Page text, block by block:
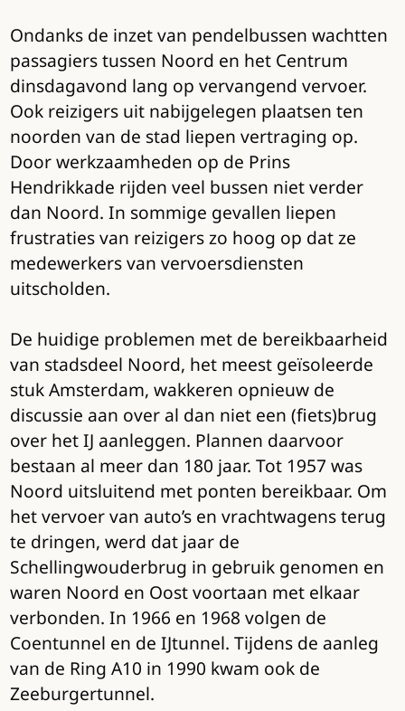
Ondanks de inzet van pendelbussen wachtten
passagiers tussen Noord en het Centrum
dinsdagavond lang op vervangend vervoer.
Ook reizigers uit nabijgelegen plaatsen ten
noorden van de stad liepen vertraging op.
Door werkzaamheden op de Prins
Hendrikkade rijden veel bussen niet verder
dan Noord. In sommige gevallen liepen
frustraties van reizigers zo hoog op dat ze
medewerkers van vervoersdiensten
uitscholden.
De huidige problemen met de bereikbaarheid
van stadsdeel Noord, het meest geïsoleerde
stuk Amsterdam, wakkeren opnieuw de
discussie aan over al dan niet een (fiets)brug
over het IJ aanleggen. Plannen daarvoor
bestaan al meer dan 180 jaar. Tot 1957 was
Noord uitsluitend met ponten bereikbaar. Om
het vervoer van auto’s en vrachtwagens terug
te dringen, werd dat jaar de
Schellingwouderbrug in gebruik genomen en
waren Noord en Oost voortaan met elkaar
verbonden. In 1966 en 1968 volgen de
Coentunnel en de IJtunnel. Tijdens de aanleg
van de Ring A10 in 1990 kwam ook de
Zeeburgertunnel.